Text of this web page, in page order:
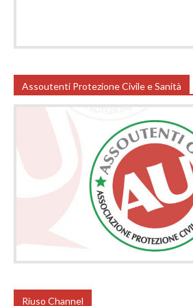
Assoutenti Protezione Civile e Sanità
Riuso Channel